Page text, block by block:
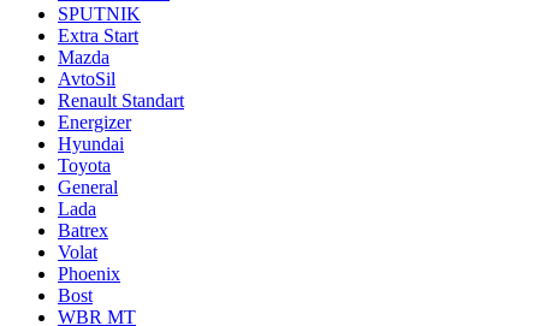
SPUTNIK
Extra Start
Mazda
AvtoSil
Renault Standart
Energizer
Hyundai
Toyota
General
Lada
Batrex
Volat
Phoenix
Bost
WBR MT